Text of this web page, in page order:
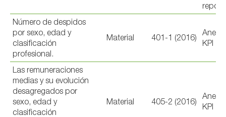
Número de despidos
por sexo, edad y
clasificación
profesional.
Material 401-1 (2016)
KPI
Las remuneraciones
medias y su evolución
desagregados por
sexo, edad y
clasificación
Material 405-2 (2016)
KPI